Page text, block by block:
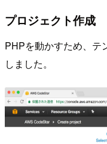
プロジェクト作成
PHPを動かすため、テ
しました。